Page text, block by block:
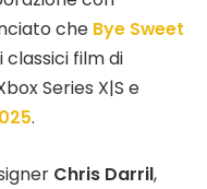
che Bye Sweet
film di
Series X|S e
.
Chris Darril,